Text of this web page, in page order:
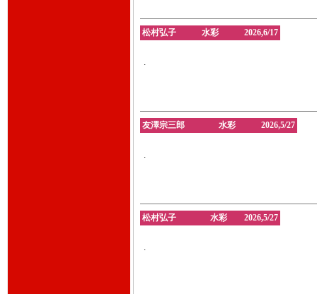
松村弘子 水彩 2026,6/17
.
友澤宗三郎 水彩 2026,5/27
.
松村弘子 水彩 2026,5/27
.